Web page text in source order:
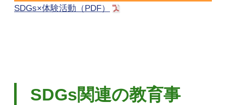
SDGs×体験活動（PDF）
SDGs関連の教育事